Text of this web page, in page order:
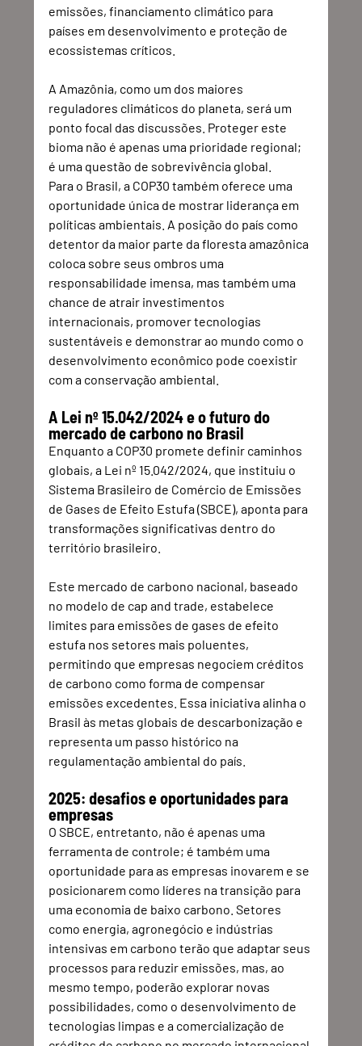
emissões, financiamento climático para
países em desenvolvimento e proteção de
ecossistemas críticos.
A Amazônia, como um dos maiores
reguladores climáticos do planeta, será um
ponto focal das discussões. Proteger este
bioma não é apenas uma prioridade regional;
é uma questão de sobrevivência global.
Para o Brasil, a COP30 também oferece uma
oportunidade única de mostrar liderança em
políticas ambientais. A posição do país como
detentor da maior parte da floresta amazônica
coloca sobre seus ombros uma
responsabilidade imensa, mas também uma
chance de atrair investimentos
internacionais, promover tecnologias
sustentáveis e demonstrar ao mundo como o
desenvolvimento econômico pode coexistir
com a conservação ambiental.
A Lei nº 15.042/2024 e o futuro do
mercado de carbono no Brasil
Enquanto a COP30 promete definir caminhos
globais, a Lei nº 15.042/2024, que instituiu o
Sistema Brasileiro de Comércio de Emissões
de Gases de Efeito Estufa (SBCE), aponta para
transformações significativas dentro do
território brasileiro.
Este mercado de carbono nacional, baseado
no modelo de cap and trade, estabelece
limites para emissões de gases de efeito
estufa nos setores mais poluentes,
permitindo que empresas negociem créditos
de carbono como forma de compensar
emissões excedentes. Essa iniciativa alinha o
Brasil às metas globais de descarbonização e
representa um passo histórico na
regulamentação ambiental do país.
2025: desafios e oportunidades para
empresas
O SBCE, entretanto, não é apenas uma
ferramenta de controle; é também uma
oportunidade para as empresas inovarem e se
posicionarem como líderes na transição para
uma economia de baixo carbono. Setores
como energia, agronegócio e indústrias
intensivas em carbono terão que adaptar seus
processos para reduzir emissões, mas, ao
mesmo tempo, poderão explorar novas
possibilidades, como o desenvolvimento de
tecnologias limpas e a comercialização de